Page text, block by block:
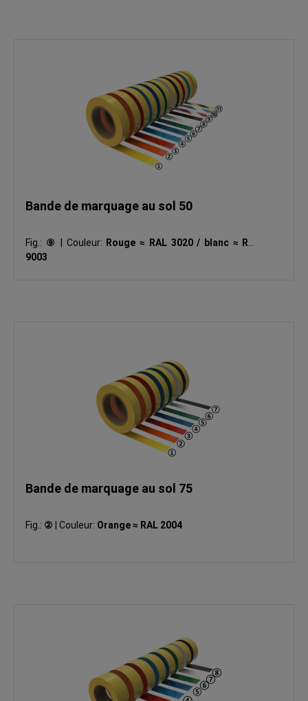
Bande de marquage au sol 50
Fig.: ⑨ Couleur: Rouge ≈ RAL 3020 / blanc ≈ RAL
9003
Bande de marquage au sol 75
Fig.: ② Couleur: Orange ≈ RAL 2004